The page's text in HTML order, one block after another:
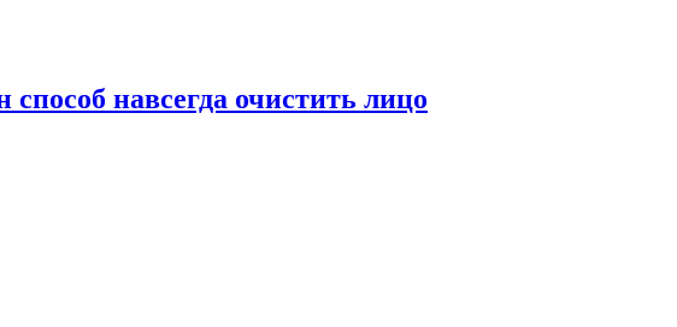
навсегда очистить лицо